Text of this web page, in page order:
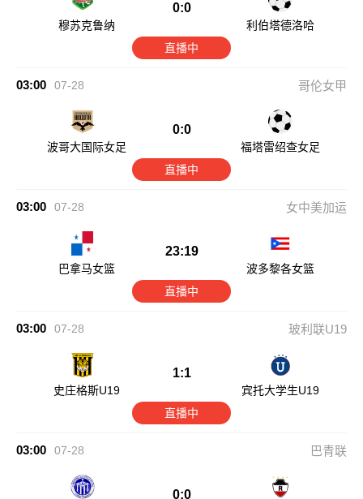
穆苏克鲁纳
0:0
利伯塔德洛哈
直播中
03:00 07-28 哥伦女甲
波哥大国际女足
0:0
福塔雷绍查女足
直播中
03:00 07-28 女中美加运
巴拿马女篮
23:19
波多黎各女篮
直播中
03:00 07-28 玻利联U19
史庄格斯U19
1:1
宾托大学生U19
直播中
03:00 07-28 巴青联
0:0